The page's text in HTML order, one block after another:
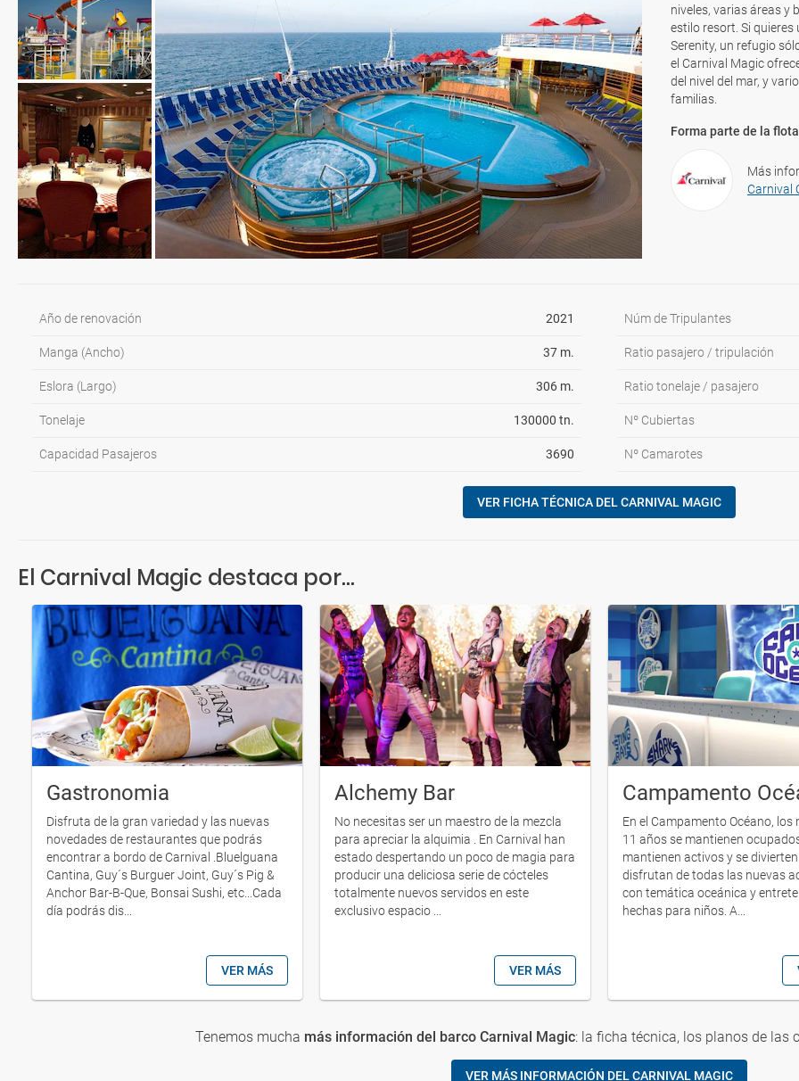
niveles, varias áreas y
estilo resort. Si
Serenity, un refugio
el Carnival Magic
del nivel del mar, y
familias.
Forma parte de la
Más
Carnival
Año de renovación 2021
Manga (Ancho) 37 m.
Eslora (Largo) 306 m.
Tonelaje 130000 tn.
Capacidad Pasajeros 3690
Núm de Tripulantes
Ratio pasajero / tripulación
Ratio tonelaje / pasajero
Nº Cubiertas
Nº Camarotes
VER FICHA TÉCNICA DEL CARNIVAL MAGIC
El Carnival Magic destaca por...
Gastronomia
Disfruta de la gran variedad y las nuevas
novedades de restaurantes que podrás
encontrar a bordo de Carnival .Bluelguana
Cantina, Guy´s Burguer Joint, Guy´s Pig &
Anchor Bar-B-Que, Bonsai Sushi, etc...Cada
día podrás dis...
VER MÁS
Alchemy Bar
No necesitas ser un maestro de la mezcla
para apreciar la alquimia . En Carnival han
estado despertando un poco de magia para
producir una deliciosa serie de cócteles
totalmente nuevos servidos en este
exclusivo espacio ...
VER MÁS
Campamento
En el Campamento Océano, los
11 años se mantienen
mantienen activos y se
disfrutan de todas las nuevas
con temática oceánica y
hechas para niños. A...
Tenemos mucha más información del barco Carnival Magic: la ficha técnica, los planos de las
VER MÁS INFORMACIÓN DEL CARNIVAL MAGIC